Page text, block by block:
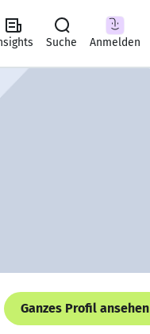
Suche Anmelden
Ganzes Profil ansehen